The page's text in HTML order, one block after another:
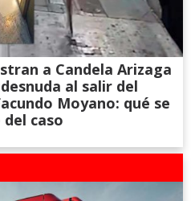
a Candela Arizaga
al salir del
Moyano: qué se
del caso